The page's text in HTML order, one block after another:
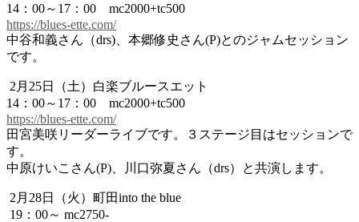
14：00～17：00 mc2000+tc500
https://blues-ette.com/
中谷和義さん（drs)、本郷修史さん(P)とのジャムセッション
です。
2月25日（土）白楽ブルースエット
14：00～17：00 mc2000+tc500
https://blues-ette.com/
田宮美咲リーダーライブです。３ステージ目はセッションで
す。
中原けいこさん(P)、川口弥夏さん（drs）と共演します。
2月28日（火）町田into the blue
19：00～ mc2750-